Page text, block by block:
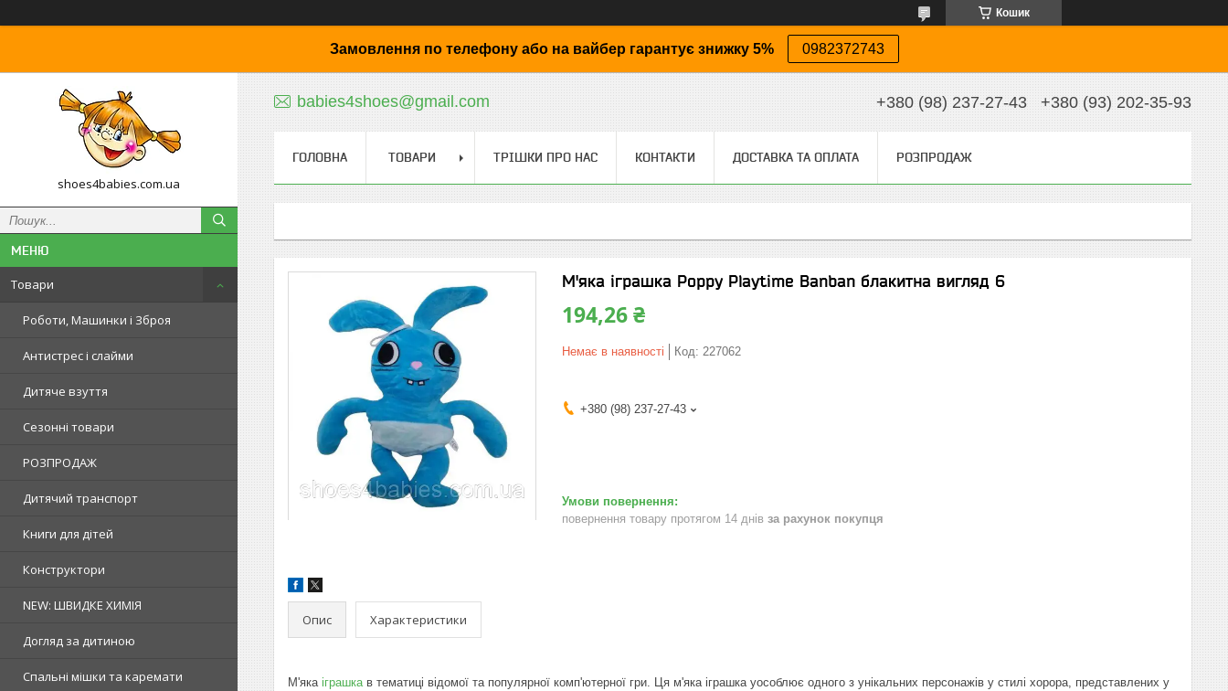
Кошик
Замовлення по телефону або на вайбер гарантує знижку 5% 0982372743
shoes4babies.com.ua
Товари
Роботи, Машинки і Зброя
Антистрес і слайми
Дитяче взуття
Сезонні товари
РОЗПРОДАЖ
Дитячий транспорт
Книги для дітей
Конструктори
NEW: ШВИДКЕ ХИМІЯ
Догляд за дитиною
Спальні мішки та каремати
babies4shoes@gmail.com +380 (98) 237-27-43 +380 (93) 202-35-93
ГОЛОВНА ТОВАРИ ТРІШКИ ПРО НАС КОНТАКТИ ДОСТАВКА ТА ОПЛАТА РОЗПРОДАЖ
М'яка іграшка Poppy Playtime Banban блакитна вигляд 6
194,26 ₴
Немає в наявності Код: 227062
+380 (98) 237-27-43
повернення товару протягом 14 днів за рахунок покупця
Опис Характеристики
М'яка іграшкав тематиці відомої та популярної комп'ютерної гри. Ця м'яка іграшка уособлює одного з унікальних персонажів у стилі хорора, представлених у